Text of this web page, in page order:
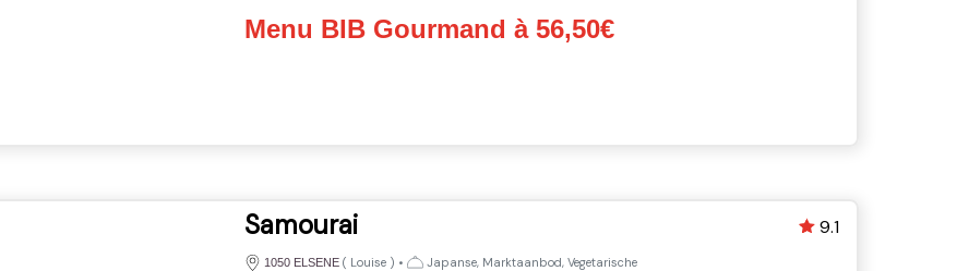
Menu BIB Gourmand à 56,50€
Samourai
1050 ELSENE ( Louise) •
Japanse, Marktaanbod, Vegetarische
9.1